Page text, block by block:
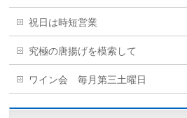
祝日は時短営業
究極の唐揚げを模索して
ワイン会 毎月第三土曜日